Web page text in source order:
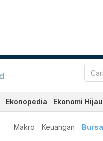
Ekonopedia Ekonomi Hijau
Makro Keuangan Bursa